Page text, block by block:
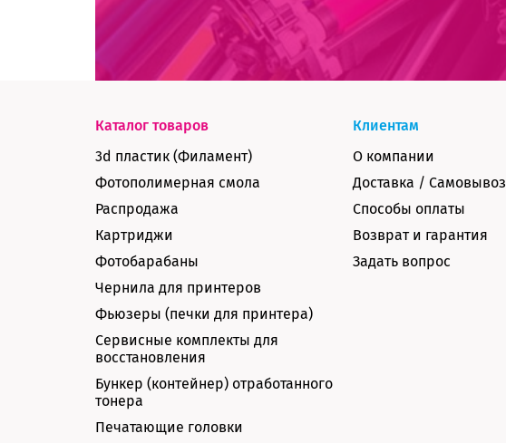
Каталог товаров
3d пластик (Филамент)
Фотополимерная смола
Распродажа
Картриджи
Фотобарабаны
Чернила для принтеров
Фьюзеры (печки для принтера)
Сервисные комплекты для
восстановления
Бункер (контейнер) отработанного
тонера
Печатающие головки
Клиентам
О компании
Доставка / Самовывоз
Способы оплаты
Возврат и гарантия
Задать вопрос